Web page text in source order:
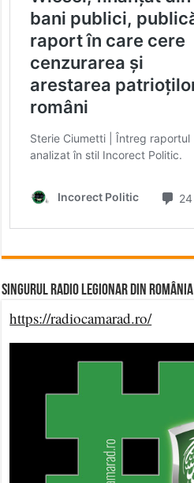
Singurul Radio Legionar din România
https://radiocamarad.ro/